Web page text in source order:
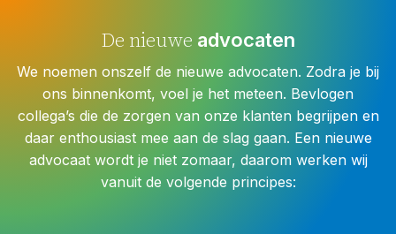
De nieuwe advocaten
We noemen onszelf de nieuwe advocaten. Zodra je bij
ons binnenkomt, voel je het meteen. Bevlogen
collega’s die de zorgen van onze klanten begrijpen en
daar enthousiast mee aan de slag gaan. Een nieuwe
advocaat wordt je niet zomaar, daarom werken wij
vanuit de volgende principes: